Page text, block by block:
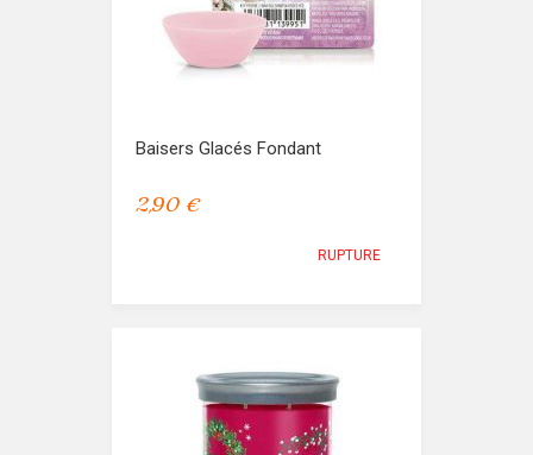
Baisers Glacés Fondant
2,90 €
RUPTURE